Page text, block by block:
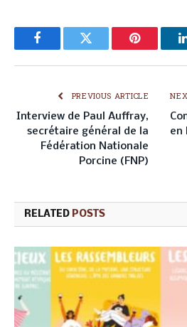
FacebookTwitter Pinterest
PREVIOUS ARTICLE
Interview de Paul Auffray,
secrétaire général de la
Fédération Nationale
Porcine (FNP)
en
RELATED POSTS